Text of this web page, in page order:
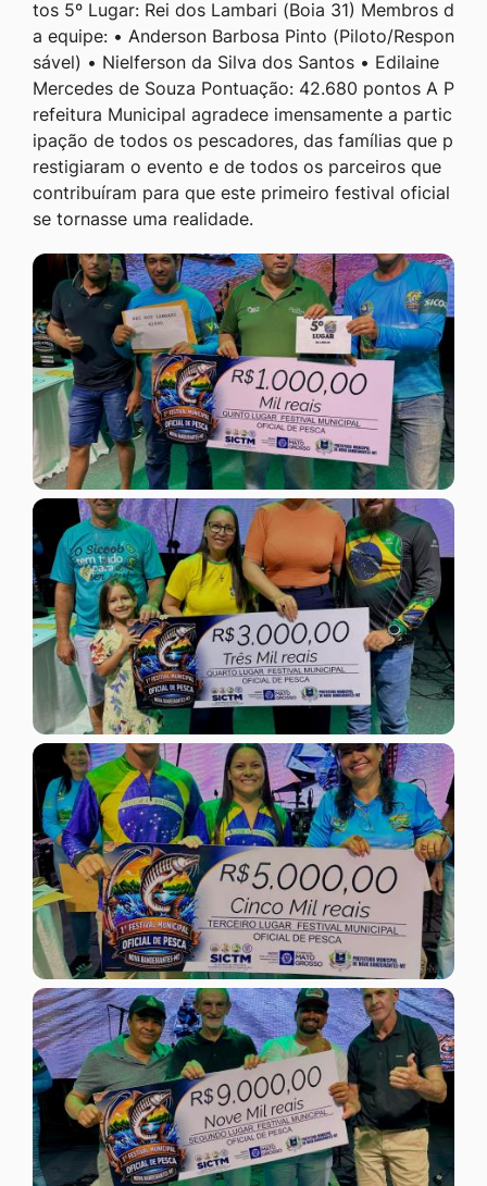
tos 5º Lugar: Rei dos Lambari (Boia 31) Membros d
a equipe: • Anderson Barbosa Pinto (Piloto/Respon
sável) • Nielferson da Silva dos Santos • Edilaine
Mercedes de Souza Pontuação: 42.680 pontos A P
refeitura Municipal agradece imensamente a partic
ipação de todos os pescadores, das famílias que p
restigiaram o evento e de todos os parceiros que
contribuíram para que este primeiro festival oficial
se tornasse uma realidade.